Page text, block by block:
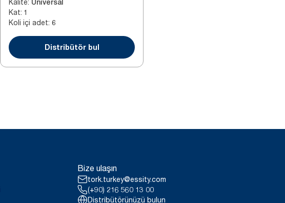
Kalite: Universal
Kat: 1
Koli içi adet: 6
Distribütör bul
Bize ulaşın
tork.turkey@essity.com
(+90) 216 560 13 00
Distribütörünüzü bulun